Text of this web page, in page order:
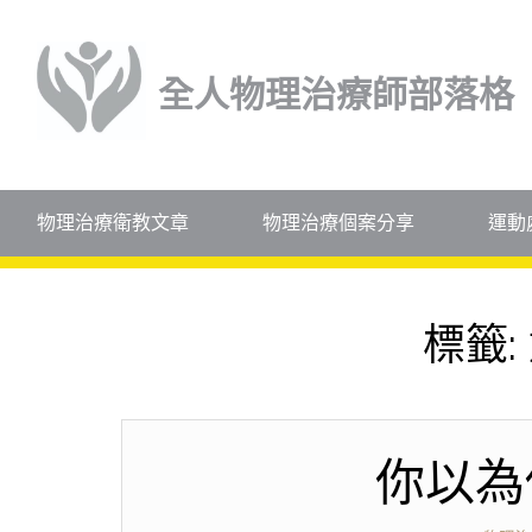
全人物理治療師部落格
物理治療衛教文章 物理治療個案分享 運動
標籤:
你以